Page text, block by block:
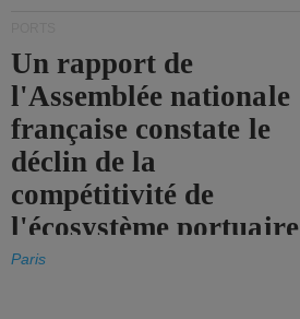
Un rapport de
l'Assemblée nationale
française constate le
déclin de la
compétitivité de
l'écosystème portuaire
de l'État.
Paris